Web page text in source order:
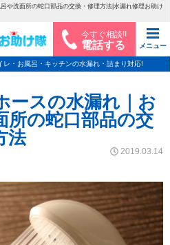
や洗面所の蛇口部品の交換・修理方法|水漏れ修理お助け
今すぐ相談!!
電話する メニュー
レ・お風呂・キッチンの水漏れ・詰まり対応!
ースの水漏れ｜お
所の蛇口部品の交
法
2019.03.14